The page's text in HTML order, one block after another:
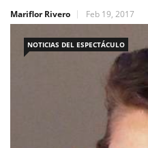
Mariflor Rivero
Feb 19, 2017
NOTICIAS DEL ESPECTÁCULO